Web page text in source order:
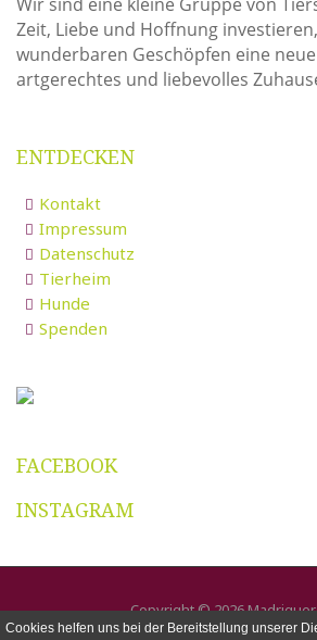
Wir sind eine kleine Gruppe von
Zeit, Liebe und Hoffnung
wunderbaren Geschöpfen eine
artgerechtes und liebevolles
ENTDECKEN
Kontakt
Impressum
Datenschutz
Tierheim
Hunde
Spenden
FACEBOOK
INSTAGRAM
Copyright © 2026